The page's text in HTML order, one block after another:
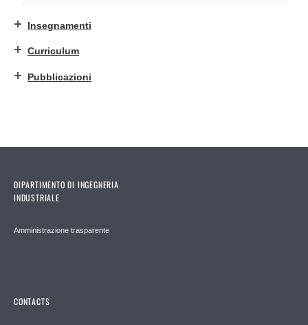
Insegnamenti
Curriculum
Pubblicazioni
DIPARTIMENTO DI INGEGNERIA
INDUSTRIALE
Amministrazione trasparente
CONTACTS